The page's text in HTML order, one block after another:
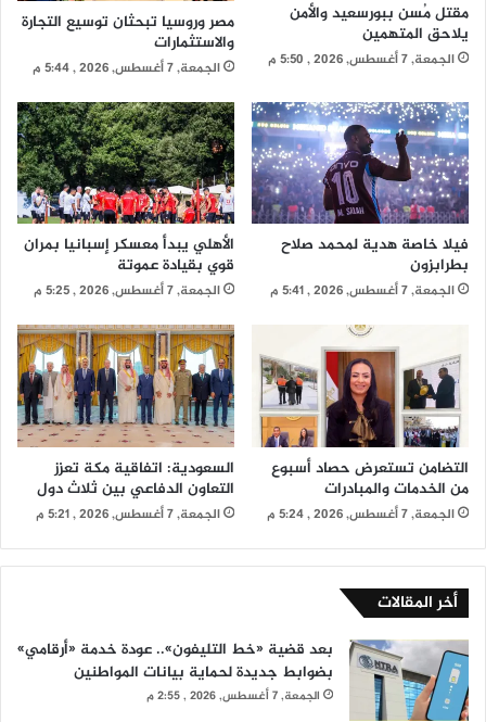
مقتل مُسن ببورسعيد والأمن
يلاحق المتهمين
الجمعة, 7 أغسطس, 2026 , 5:50 م
مصر وروسيا تبحثان توسيع التجارة
والاستثمارات
الجمعة, 7 أغسطس, 2026 , 5:44 م
فيلا خاصة هدية لمحمد صلاح
بطرابزون
الجمعة, 7 أغسطس, 2026 , 5:41 م
الأهلي يبدأ معسكر إسبانيا بمران
قوي بقيادة عموتة
الجمعة, 7 أغسطس, 2026 , 5:25 م
التضامن تستعرض حصاد أسبوع
من الخدمات والمبادرات
الجمعة, 7 أغسطس, 2026 , 5:24 م
السعودية: اتفاقية مكة تعزز
التعاون الدفاعي بين ثلاث دول
الجمعة, 7 أغسطس, 2026 , 5:21 م
أخر المقالات
بعد قضية «خط التليفون».. عودة خدمة «أرقامي»
بضوابط جديدة لحماية بيانات المواطنين
الجمعة, 7 أغسطس, 2026 , 2:55 م